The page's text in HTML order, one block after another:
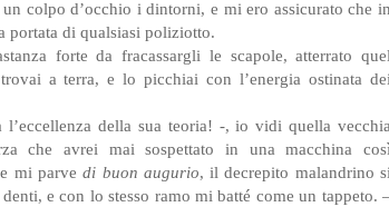
colpo d’occhio i dintorni, e mi ero assicurato che in
portata di qualsiasi poliziotto.
forte da fracassargli le scapole, atterrato quel
a terra, e lo picchiai con l’energia ostinata dei
della sua teoria! -, io vidi quella vecchia
che avrei mai sospettato in una macchina così
mi parvedi buon augurio, il decrepito malandrino si
e con lo stesso ramo mi batté come un tappeto.